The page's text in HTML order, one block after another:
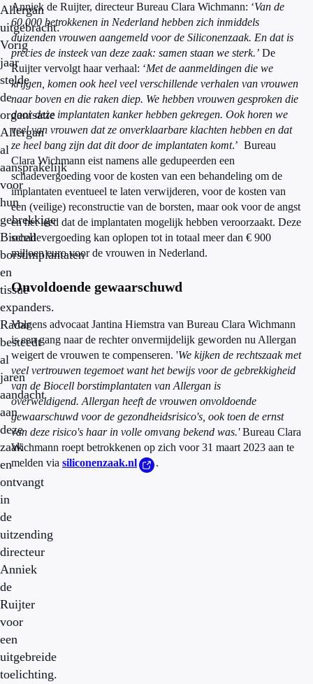
Allergan
uitgebracht.
Vorig
jaar
stelde
de
organisatie
Allergan
al
aansprakelijk
voor
hun
gebrekkige
Biocell
borstimplantaten
en
tissue
expanders.
Radar
besteedt
al
jaren
aandacht
aan
deze
zaak
en
ontvangt
in
de
uitzending
directeur
Anniek
de
Ruijter
voor
een
uitgebreide
toelichting.
Anniek de Ruijter, directeur Bureau Clara Wichmann: ‘Van de
60.000 betrokkenen in Nederland hebben zich inmiddels
duizenden vrouwen aangemeld voor de Siliconenzaak. En dat is
precies de insteek van deze zaak: samen staan we sterk.’ De
Ruijter vervolgt haar verhaal: ‘Met de aanmeldingen die we
krijgen, komen ook heel veel verschillende verhalen van vrouwen
naar boven en die raken diep. We hebben vrouwen gesproken die
door deze implantaten kanker hebben gekregen. Ook horen we
veel van vrouwen dat ze onverklaarbare klachten hebben en dat
ze heel bang zijn dat dit door de implantaten komt.’ Bureau
Clara Wichmann eist namens alle gedupeerden een
schadevergoeding voor de kosten van een behandeling om de
implantaten eventueel te laten verwijderen, voor de kosten van
een (veilige) reconstructie van de borsten, maar ook voor de angst
en het leed dat de implantaten mogelijk hebben veroorzaakt. Deze
schadevergoeding kan oplopen tot in totaal meer dan € 900
miljoen euro voor de vrouwen in Nederland.
Onvoldoende gewaarschuwd
Volgens advocaat Jantina Hiemstra van Bureau Clara Wichmann
is een gang naar de rechter onvermijdelijk geworden nu Allergan
weigert de vrouwen te compenseren. 'We kijken de rechtszaak met
veel vertrouwen tegemoet want het bewijs voor de gebrekkigheid
van de Biocell borstimplantaten van Allergan is
overweldigend. Allergan heeft de vrouwen onvoldoende
gewaarschuwd voor de gezondheidsrisico's, ook toen de ernst
van deze risico's haar in volle omvang bekend was.'Bureau Clara
Wichmann roept betrokkenen op zich voor 31 maart 2023 aan te
melden via siliconenzaak.nl .